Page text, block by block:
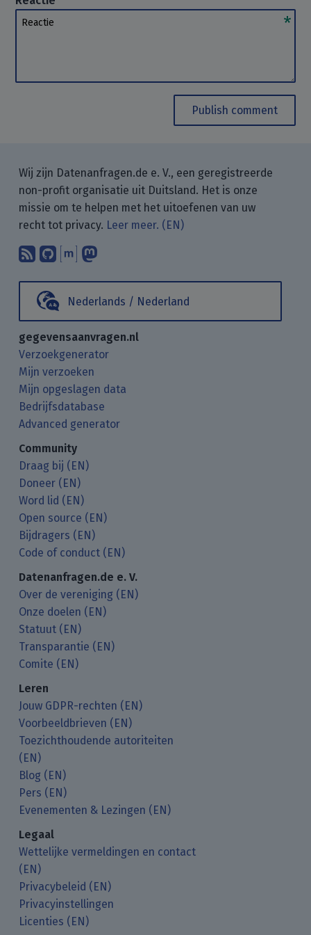
Reactie
Publish comment
Wij zijn Datenanfragen.de e. V., een geregistreerde
non-profit organisatie uit Duitsland. Het is onze
missie om te helpen met het uitoefenen van uw
recht tot privacy. Leer meer. (EN)
Abonneer op onze blogposts met
Vind ons op GitHub.
Praat met ons via Matrix.
Nederlands / Nederland
gegevensaanvragen.nl
Verzoekgenerator
Mijn verzoeken
Mijn opgeslagen data
Bedrijfsdatabase
Advanced generator
Community
Draag bij (EN)
Doneer (EN)
Word lid (EN)
Open source (EN)
Bijdragers (EN)
Code of conduct (EN)
Datenanfragen.de e. V.
Over de vereniging (EN)
Onze doelen (EN)
Statuut (EN)
Transparantie (EN)
Comite (EN)
Leren
Jouw GDPR-rechten (EN)
Voorbeeldbrieven (EN)
Toezichthoudende autoriteiten
(EN)
Blog (EN)
Pers (EN)
Evenementen & Lezingen (EN)
Legaal
Wettelijke vermeldingen en contact
(EN)
Privacybeleid (EN)
Privacyinstellingen
Licenties (EN)